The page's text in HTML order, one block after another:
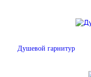
Душевой гарнитур